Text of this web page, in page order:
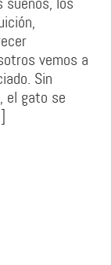
vemos a
Sin
el gato se